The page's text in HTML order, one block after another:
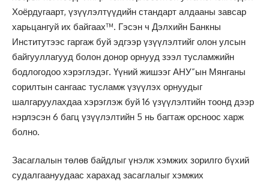
Хоёрдугаарт, үзүүлэлтүүдийн стандарт алдааны завсар
харьцангуй их байгаах™. Гэсэн ч Дэлхийн Банкны
Институтээс гаргаж буй эдгээр үзүүлэлтийг олон улсын
байгууллагууд болон донор орнууд зээл тусламжийн
бодлогодоо хэрэглэдэг. Үүний жишээг АНУ”ын Мянганы
сорилтын сангаас тусламж үзүүлэх орнуудыг
шалгаруулахдаа хэрэглэж буй 16 үзүүлэлтийн тоонд дээр
нэрлэсэн 6 багц үзүүлэлтийн 5 нь багтаж орсноос харж
болно.
Засаглалын төлөв байдлыг үнэлж хэмжих зорилго бүхий
судалгаануудаас харахад засаглалыг хэмжих